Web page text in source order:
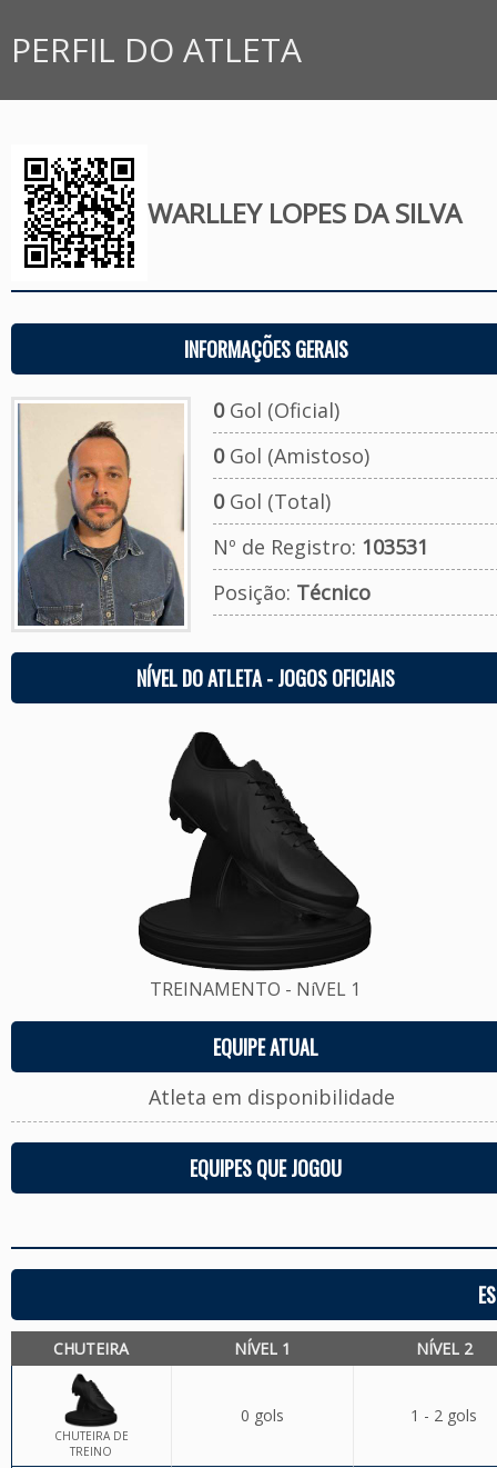
PERFIL DO ATLETA
WARLLEY LOPES DA SILVA
INFORMAÇÕES GERAIS
0Gol (Oficial)
0Gol (Amistoso)
0Gol (Total)
Nº de Registro: 103531
Posição: Técnico
NÍVEL DO ATLETA - JOGOS OFICIAIS
TREINAMENTO - NíVEL 1
EQUIPE ATUAL
Atleta em disponibilidade
EQUIPES QUE JOGOU
CHUTEIRA NÍVEL 1 NÍVEL 2
CHUTEIRA DE
TREINO
0 gols 1 - 2 gols